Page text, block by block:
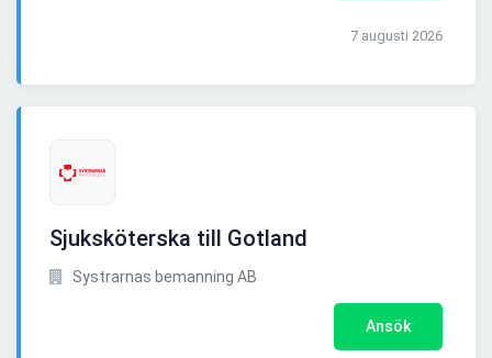
7 augusti 2026
Sjuksköterska till Gotland
Systrarnas bemanning AB
Ansök